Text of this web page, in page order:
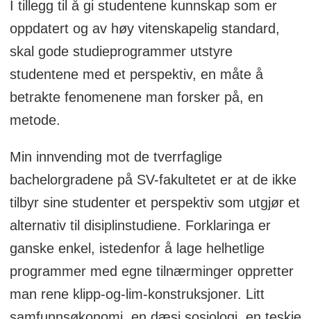
I tillegg til å gi studentene kunnskap som er
oppdatert og av høy vitenskapelig standard,
skal gode studieprogrammer utstyre
studentene med et perspektiv, en måte å
betrakte fenomenene man forsker på, en
metode.
Min innvending mot de tverrfaglige
bachelorgradene på SV-fakultetet er at de ikke
tilbyr sine studenter et perspektiv som utgjør et
alternativ til disiplinstudiene. Forklaringa er
ganske enkel, istedenfor å lage helhetlige
programmer med egne tilnærminger oppretter
man rene klipp-og-lim-konstruksjoner. Litt